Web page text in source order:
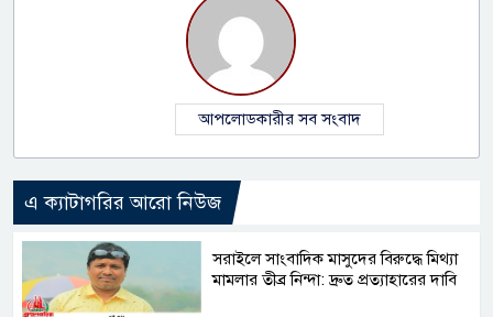
আপলোডকারীর সব সংবাদ
এ ক্যাটাগরির আরো নিউজ
সরাইলে সাংবাদিক মাসুদের বিরুদ্ধে মিথ্যা
মামলার তীব্র নিন্দা: দ্রুত প্রত্যাহারের দাবি